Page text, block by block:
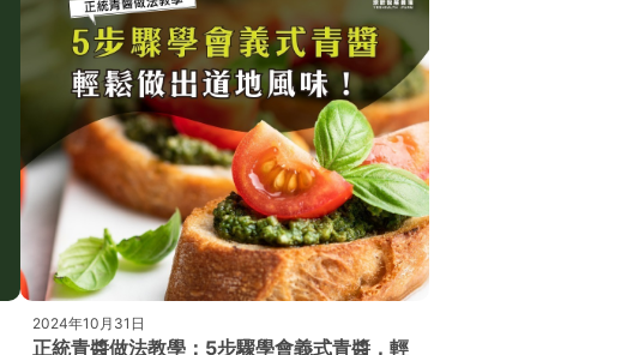
2024年10月31日
正統青醬做法教學：5步驟學會義式青醬，輕